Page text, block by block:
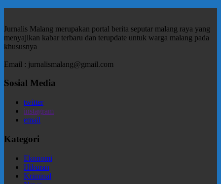
Jurnalis Malang merupakan portal berita seputar malang raya yang
menyajikan kabar terbaru dan terupdate untuk warga malang pada
khususnya
Email : jurnalismalang@gmail.com
Sosial Media
twitter
instagram
email
Kategori
Ekonomi
Hiburan
Kriminal